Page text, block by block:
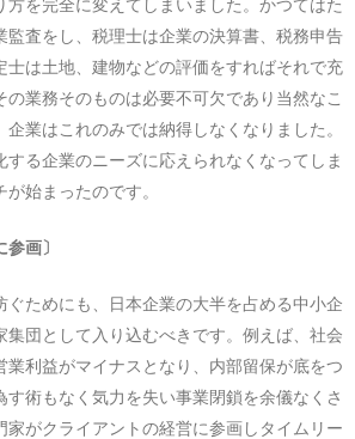
監査をし、税理士は企業の決算書、税務申告
士は土地、建物などの評価をすればそれで充
業務そのものは必要不可欠であり当然なこ
業はこれのみでは納得しなくなりました。
る企業のニーズに応えられなくなってしま
始まったのです。
画〕
ぐためにも、日本企業の大半を占める中小企
集団として入り込むべきです。例えば、社会
業利益がマイナスとなり、内部留保が底をつ
術もなく気力を失い事業閉鎖を余儀なくさ
家がクライアントの経営に参画しタイムリー